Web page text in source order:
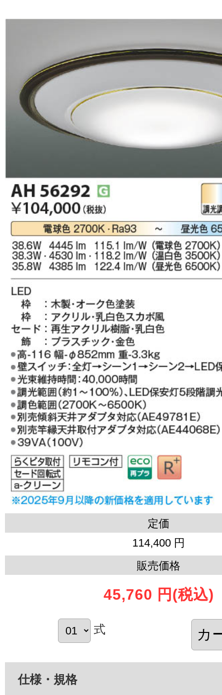
定価
114,400 円
販売価格
45,760 円 (税込)
式
仕様・規格